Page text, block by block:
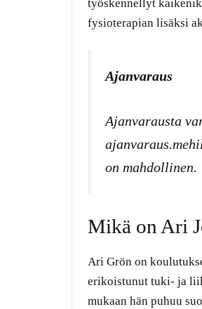
työskennellyt
fysioterapian lisäksi
Ajanvaraus
Ajanvarausta
on mahdollinen.
Mikä on Ari
Ari Grön on
erikoistunut tuki- ja
mukaan hän puhuu